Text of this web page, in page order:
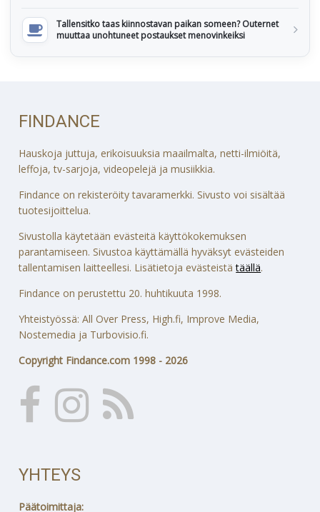
Tallensitko taas kiinnostavan paikan someen? Outernet
muuttaa unohtuneet postaukset menovinkeiksi
FINDANCE
Hauskoja juttuja, erikoisuuksia maailmalta, netti-ilmiöitä,
leffoja, tv-sarjoja, videopelejä ja musiikkia.
Findance on rekisteröity tavaramerkki. Sivusto voi sisältää
tuotesijoittelua.
Sivustolla käytetään evästeitä käyttökokemuksen
parantamiseen. Sivustoa käyttämällä hyväksyt evästeiden
tallentamisen laitteellesi. Lisätietoja evästeistätäällä.
Findance on perustettu 20. huhtikuuta 1998.
Yhteistyössä: All Over Press, High.fi, Improve Media,
Nostemedia ja Turbovisio.fi.
Copyright Findance.com 1998 - 2026
YHTEYS
Päätoimittaja: